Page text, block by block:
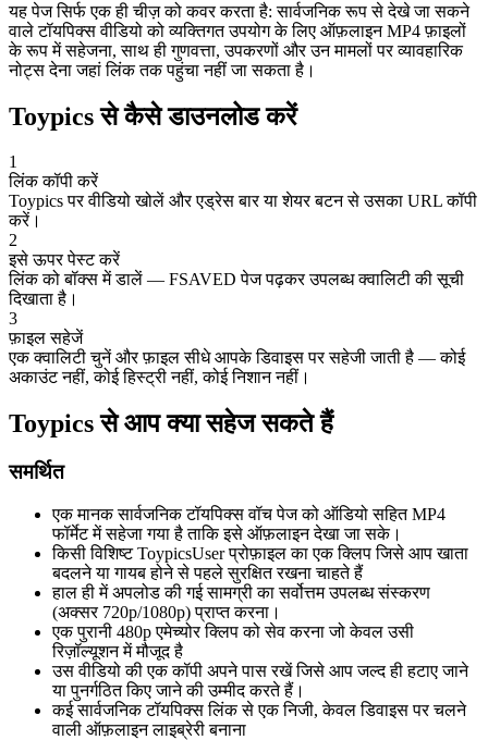
यह पेज सिर्फ एक ही चीज़ को कवर करता है: सार्वजनिक रूप से देखे जा सकने
वाले टॉयपिक्स वीडियो को व्यक्तिगत उपयोग के लिए ऑफ़लाइन MP4 फ़ाइलों
के रूप में सहेजना, साथ ही गुणवत्ता, उपकरणों और उन मामलों पर व्यावहारिक
नोट्स देना जहां लिंक तक पहुंचा नहीं जा सकता है।
Toypics से कैसे डाउनलोड करें
1
लिंक कॉपी करें
Toypics पर वीडियो खोलें और एड्रेस बार या शेयर बटन से उसका URL कॉपी
करें।
2
इसे ऊपर पेस्ट करें
लिंक को बॉक्स में डालें — FSAVED पेज पढ़कर उपलब्ध क्वालिटी की सूची
दिखाता है।
3
फ़ाइल सहेजें
एक क्वालिटी चुनें और फ़ाइल सीधे आपके डिवाइस पर सहेजी जाती है — कोई
अकाउंट नहीं, कोई हिस्ट्री नहीं, कोई निशान नहीं।
Toypics से आप क्या सहेज सकते हैं
समर्थित
एक मानक सार्वजनिक टॉयपिक्स वॉच पेज को ऑडियो सहित MP4
फॉर्मेट में सहेजा गया है ताकि इसे ऑफ़लाइन देखा जा सके।
किसी विशिष्ट ToypicsUser प्रोफ़ाइल का एक क्लिप जिसे आप खाता
बदलने या गायब होने से पहले सुरक्षित रखना चाहते हैं
हाल ही में अपलोड की गई सामग्री का सर्वोत्तम उपलब्ध संस्करण
(अक्सर 720p/1080p) प्राप्त करना।
एक पुरानी 480p एमेच्योर क्लिप को सेव करना जो केवल उसी
रिज़ॉल्यूशन में मौजूद है
उस वीडियो की एक कॉपी अपने पास रखें जिसे आप जल्द ही हटाए जाने
या पुनर्गठित किए जाने की उम्मीद करते हैं।
कई सार्वजनिक टॉयपिक्स लिंक से एक निजी, केवल डिवाइस पर चलने
वाली ऑफ़लाइन लाइब्रेरी बनाना